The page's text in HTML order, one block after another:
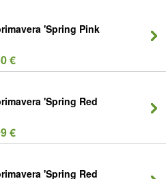
'Spring Pink
€
'Spring Red
€
'Spring Red